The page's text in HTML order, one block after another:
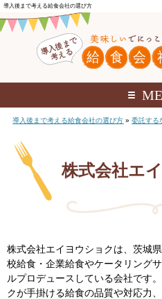
導入後まで考える給食会社の選び方
導入後まで考える給食会社の選び方 »委託する
株式会社エ
株式会社エイヨウショクは、茨城
校給食・企業給食やケータリング
ルプロデュースしている会社です
クが手掛ける給食の品質や対応力